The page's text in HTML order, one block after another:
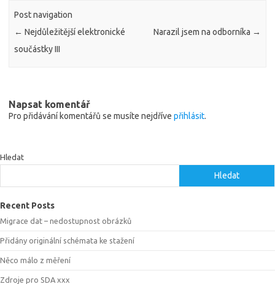
Post navigation
← Nejdůležitější elektronické
součástky III
Narazil jsem na odborníka →
Napsat komentář
Pro přidávání komentářů se musíte nejdříve přihlásit.
Hledat
Hledat
Recent Posts
Migrace dat – nedostupnost obrázků
Přidány originální schémata ke stažení
Něco málo z měření
Zdroje pro SDA xxx